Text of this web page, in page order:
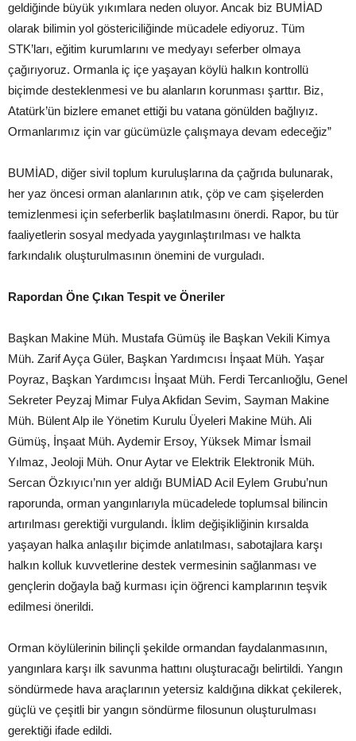
geldiğinde büyük yıkımlara neden oluyor. Ancak biz BUMİAD
olarak bilimin yol göstericiliğinde mücadele ediyoruz. Tüm
STK’ları, eğitim kurumlarını ve medyayı seferber olmaya
çağırıyoruz. Ormanla iç içe yaşayan köylü halkın kontrollü
biçimde desteklenmesi ve bu alanların korunması şarttır. Biz,
Atatürk’ün bizlere emanet ettiği bu vatana gönülden bağlıyız.
Ormanlarımız için var gücümüzle çalışmaya devam edeceğiz”
BUMİAD, diğer sivil toplum kuruluşlarına da çağrıda bulunarak,
her yaz öncesi orman alanlarının atık, çöp ve cam şişelerden
temizlenmesi için seferberlik başlatılmasını önerdi. Rapor, bu tür
faaliyetlerin sosyal medyada yaygınlaştırılması ve halkta
farkındalık oluşturulmasının önemini de vurguladı.
Rapordan Öne Çıkan Tespit ve Öneriler
Başkan Makine Müh. Mustafa Gümüş ile Başkan Vekili Kimya
Müh. Zarif Ayça Güler, Başkan Yardımcısı İnşaat Müh. Yaşar
Poyraz, Başkan Yardımcısı İnşaat Müh. Ferdi Tercanlıoğlu, Genel
Sekreter Peyzaj Mimar Fulya Akfidan Sevim, Sayman Makine
Müh. Bülent Alp ile Yönetim Kurulu Üyeleri Makine Müh. Ali
Gümüş, İnşaat Müh. Aydemir Ersoy, Yüksek Mimar İsmail
Yılmaz, Jeoloji Müh. Onur Aytar ve Elektrik Elektronik Müh.
Sercan Özkıyıcı’nın yer aldığı BUMİAD Acil Eylem Grubu’nun
raporunda, orman yangınlarıyla mücadelede toplumsal bilincin
artırılması gerektiği vurgulandı. İklim değişikliğinin kırsalda
yaşayan halka anlaşılır biçimde anlatılması, sabotajlara karşı
halkın kolluk kuvvetlerine destek vermesinin sağlanması ve
gençlerin doğayla bağ kurması için öğrenci kamplarının teşvik
edilmesi önerildi.
Orman köylülerinin bilinçli şekilde ormandan faydalanmasının,
yangınlara karşı ilk savunma hattını oluşturacağı belirtildi. Yangın
söndürmede hava araçlarının yetersiz kaldığına dikkat çekilerek,
güçlü ve çeşitli bir yangın söndürme filosunun oluşturulması
gerektiği ifade edildi.